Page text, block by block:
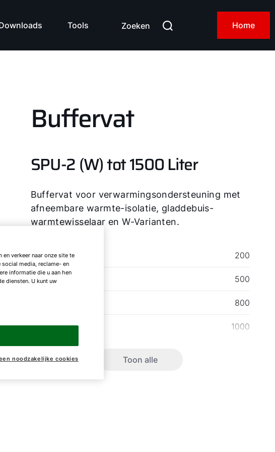
Tools Zoeken Home
Buffervat
SPU-2 (W) tot 1500 Liter
Buffervat voor verwarmingsondersteuning met
afneembare warmte-isolatie, gladdebuis-
warmtewisselaar en W-Varianten.
SPU-1 200
SPU-2 (W) 500
800
SPU-2 (W) 1000
Toon alle
verkeer naar onze site te
social media, reclame- en
informatie die u aan hen
diensten. U kunt uw
noodzakelijke cookies